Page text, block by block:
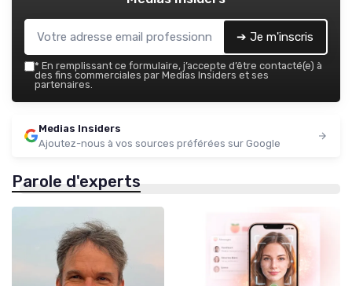
➔ Je m'inscris
* En remplissant ce formulaire, j’accepte d’être contacté(e) à
des fins commerciales par Medias Insiders et ses
partenaires.
Medias Insiders
Ajoutez-nous à vos sources préférées sur Google
Parole d'experts